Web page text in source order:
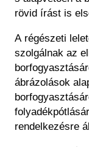
rövid írást is
A régészeti
szolgálnak az
ábrázolások
rendelkezésre